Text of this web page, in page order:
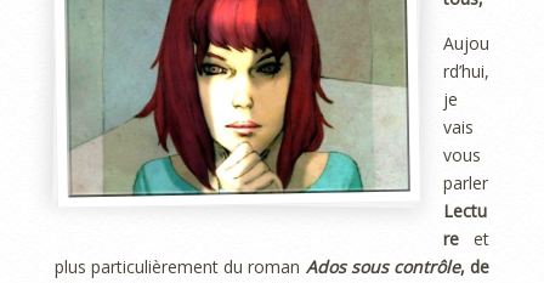
Aujou
rd’hui,
je
vais
vous
parler
Lectu
re et
plus particulièrement du roman Ados sous contrôle, de